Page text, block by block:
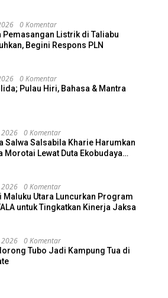
0 Komentar
Pemasangan Listrik di Taliabu
Begini Respons PLN
0 Komentar
Pulau Hiri, Bahasa & Mantra
2026 0 Komentar
Salwa Salsabila Kharie Harumkan
Morotai Lewat Duta Ekobudaya
2026 0 Komentar
Maluku Utara Luncurkan Program
untuk Tingkatkan Kinerja Jaksa
2026 0 Komentar
Tubo Jadi Kampung Tua di